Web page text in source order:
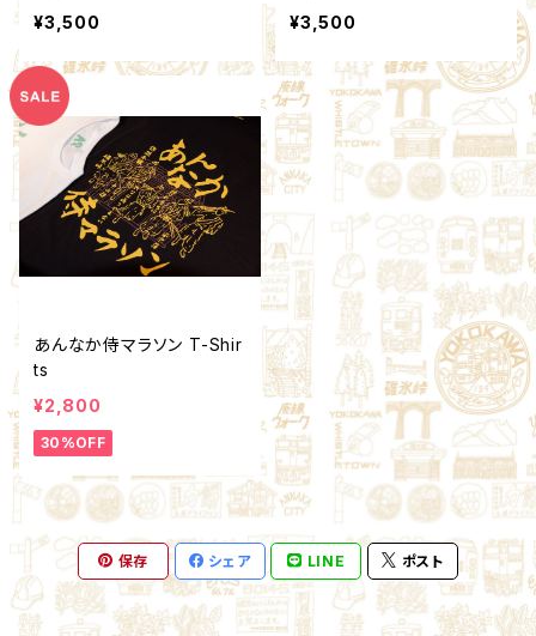
い！
¥3,500
¥3,500
あんなか侍マラソン T-Shir
ts
¥2,800
30%OFF
保存 シェア LINE ポスト